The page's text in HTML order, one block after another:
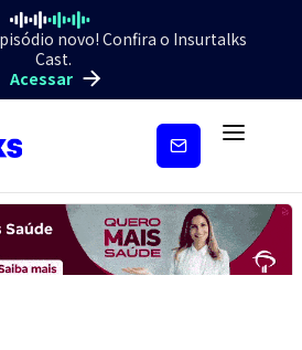
novo! Confira o Insurtalks
Cast.
Acessar
Inscreva-